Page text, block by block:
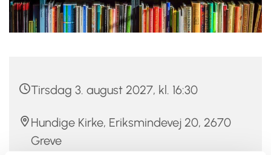
Tirsdag 3. august 2027, kl. 16:30
Hundige Kirke, Eriksmindevej 20, 2670
Greve